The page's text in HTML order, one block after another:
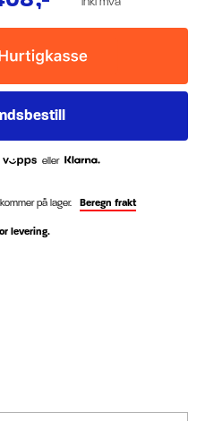
eller
på lager. Beregn frakt
levering.